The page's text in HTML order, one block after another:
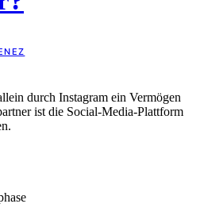
durch Instagram ein Vermögen
ist die Social-Media-Plattform